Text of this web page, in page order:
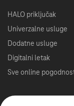
HALO priključak
Univerzalne usluge
Dodatne usluge
Digitalni letak
Sve online